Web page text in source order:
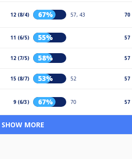
12 (8/4) 67% 57, 43 70
11 (6/5) 55% 57
12 (7/5) 58% 57
15 (8/7) 53% 52 57
9 (6/3) 67% 70 57
SHOW MORE